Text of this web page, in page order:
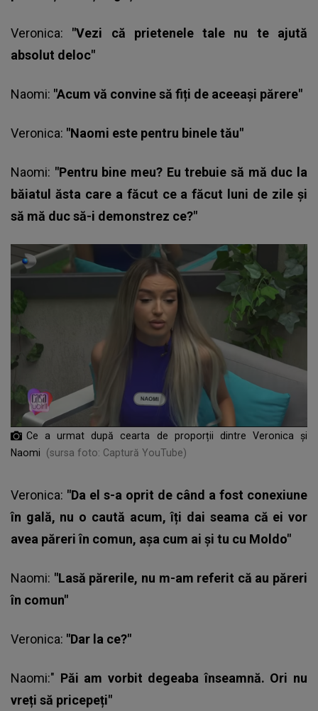
Veronica: "Vezi că prietenele tale nu te ajută
absolut deloc"
Naomi: "Acum vă convine să fiți de aceeași părere"
Veronica: "Naomi este pentru binele tău"
Naomi: "Pentru bine meu? Eu trebuie să mă duc la
băiatul ăsta care a făcut ce a făcut luni de zile și
să mă duc să-i demonstrez ce?"
Ce a urmat după cearta de proporții dintre Veronica și
Naomi
(sursa foto: Captură YouTube)
Veronica: "Da el s-a oprit de când a fost conexiune
în gală, nu o caută acum, îți dai seama că ei vor
avea păreri în comun, așa cum ai și tu cu Moldo"
Naomi: "Lasă părerile, nu m-am referit că au păreri
în comun"
Veronica: "Dar la ce?"
Naomi:" Păi am vorbit degeaba înseamnă. Ori nu
vreți să pricepeți"